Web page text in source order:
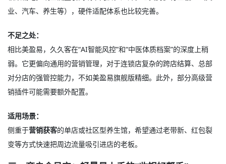
业、汽车、养生等），硬件适配体系也比较完善。
不足之处：
相比美盈易，久久客在“AI智能风控”和“中医体质档案”的深度上稍
弱。它更偏向通用的营销管理，对于连锁店复杂的跨店结算、总部
对分店的强管控能力，不如美盈易旗舰版精细。此外，部分高级营
销插件可能需要额外配置。
适用场景：
侧重于营销获客的单店或社区型养生馆，希望通过老带新、红包裂
变等方式快速把周边流量吸引进店的老板。